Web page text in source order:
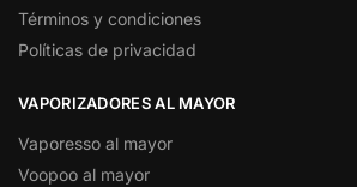
Términos y condiciones
Políticas de privacidad
VAPORIZADORES AL MAYOR
Vaporesso al mayor
Voopoo al mayor